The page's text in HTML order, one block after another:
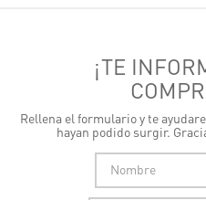
¡TE
Rellena el formulario y te
hayan podido surgir.